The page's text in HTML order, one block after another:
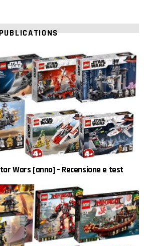
Wars [anno] – Recensione e test